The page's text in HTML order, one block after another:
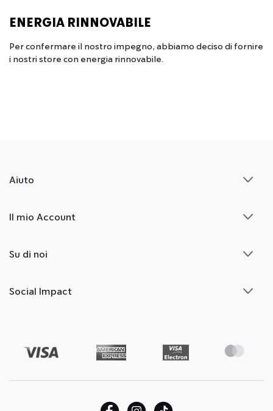
ENERGIA RINNOVABILE
Per confermare il nostro impegno, abbiamo deciso di fornire
i nostri store con energia rinnovabile.
Aiuto
Il mio Account
Su di noi
Social Impact